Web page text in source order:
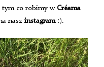
tym co robimy w Créama
nasz instagram:).